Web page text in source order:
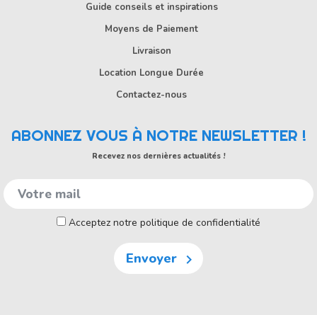
Guide conseils et inspirations
Moyens de Paiement
Livraison
Location Longue Durée
Contactez-nous
ABONNEZ VOUS À NOTRE NEWSLETTER !
Recevez nos dernières actualités !
Acceptez notre politique de confidentialité
Envoyer 